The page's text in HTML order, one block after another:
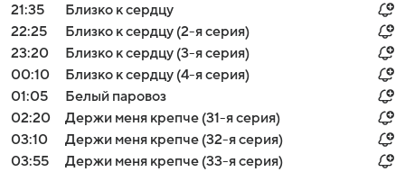
21:35
Близко к сердцу
22:25
Близко к сердцу (2-я серия)
23:20
Близко к сердцу (3-я серия)
00:10
Близко к сердцу (4-я серия)
01:05
Белый паровоз
02:20
Держи меня крепче (31-я серия)
03:10
Держи меня крепче (32-я серия)
03:55
Держи меня крепче (33-я серия)